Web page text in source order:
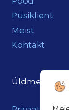
Püsiklient
Meist
Kontakt
Üldmeil: